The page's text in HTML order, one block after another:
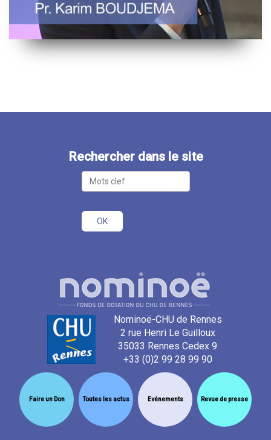
Rechercher dans le site
Nominoë-CHU de Rennes
2 rue Henri Le Guilloux
35033 Rennes Cedex 9
+33 (0)2 99 28 99 90
Faire un Don Toutes les actus Evénements Revue de presse